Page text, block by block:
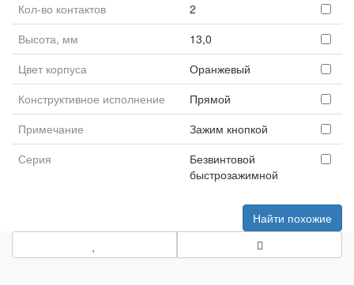
Кол-во контактов
2
Высота, мм
13,0
Цвет корпуса
Оранжевый
Конструктивное исполнение
Прямой
Примечание
Зажим кнопкой
Серия
Безвинтовой
быстрозажимной
Найти похожие